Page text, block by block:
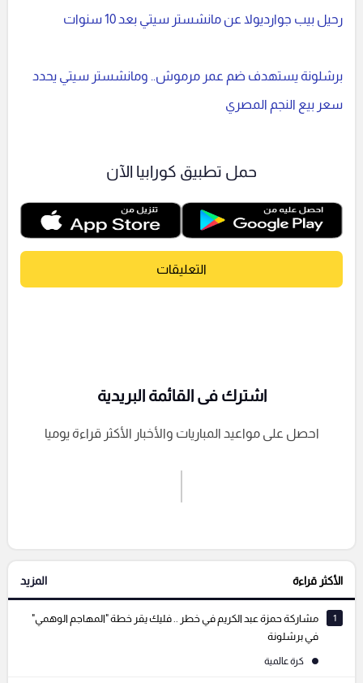
رحيل بيب جوارديولا عن مانشستر سيتي بعد 10 سنوات
برشلونة يستهدف ضم عمر مرموش.. ومانشستر سيتي يحدد
سعر بيع النجم المصري
حمل تطبيق كورابيا الآن
التعليقات
إرسال تعليق
التعليقات السابقة
اشترك فى القائمة البريدية
احصل على مواعيد المباريات والأخبار الأكثر قراءة يوميا
الأكثر قراءة المزيد
1
مشاركة حمزة عبد الكريم في خطر .. فليك يقر خطة "المهاجم الوهمي"
في برشلونة
كرة عالمية